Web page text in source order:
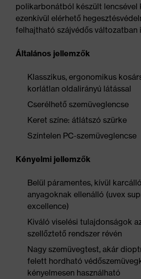
polikarbonátból készült lencsével
ezenkívül elérhető
felhajtható szájvédős változatban
Általános jellemzők
Klasszikus, ergonomikus
korlátlan oldalirányú látással
Cserélhető szemüveglencse
Keret színe: átlátszó szürke
Színtelen PC-szemüveglencse
Kényelmi jellemzők
Belül páramentes, kívül
anyagoknak ellenálló (uvex
excellence)
Kiváló viselési tulajdonságok
szellőztető rendszer révén
Nagy szemüvegtest, akár
felett hordható
kényelmesen használható